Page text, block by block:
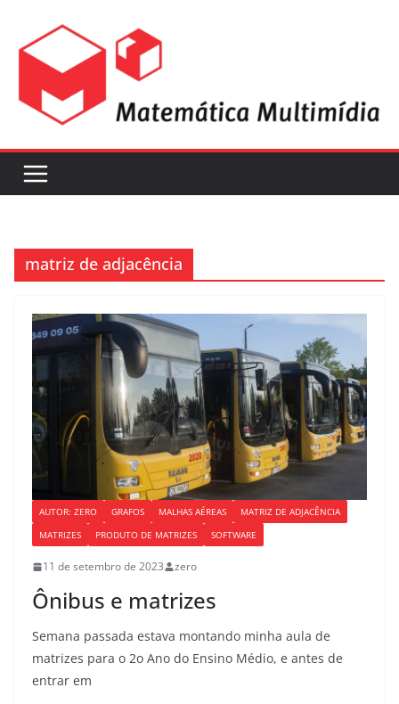
matriz de adjacência
AUTOR: ZERO GRAFOS MALHAS AÉREAS
MATRIZ DE ADJACÊNCIA
MATRIZES
PRODUTO DE MATRIZES SOFTWARE
11 de setembro de 2023 zero
Ônibus e matrizes
Semana passada estava montando minha aula de
matrizes para o 2o Ano do Ensino Médio, e antes de
entrar em